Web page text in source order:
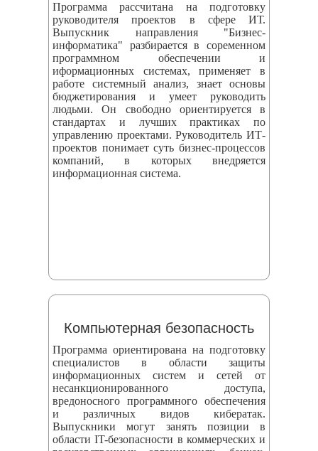
Программа рассчитана на подготовку
руководителя проектов в сфере ИТ.
Выпускник направления "Бизнес-
информатика" разбирается в соременном
программном обеспечении и
иформационных системах, применяет в
работе системный анализ, знает основы
бюджетирования и умеет руководить
людьми. Он свободно ориентируется в
стандартах и лучших практиках по
управлению проектами. Руководитель ИТ-
проектов понимает суть бизнес-процессов
компаний, в которых внедряется
информационная система.
Компьютерная безопасность
Программа ориентирована на подготовку
специалистов в области защиты
информационных систем и сетей от
несанкционированного доступа,
вредоносного программного обеспечения
и различных видов кибератак.
Выпускники могут занять позиции в
области IT-безопасности в коммерческих и